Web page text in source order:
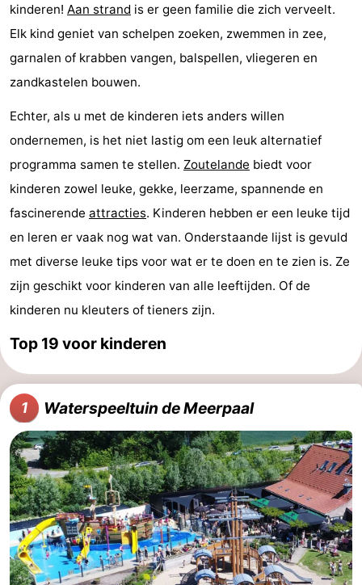
(&
Campings
Vakantiehuizen
Last
Zien
doen
Bezienswaardigheden
-
Musea
-
Galeries
-
Monumenten
-
Kerken
-
Vuurtorens
-
Uitkijkpunten
Attracties
-
Speeltuinen
-
kinderen! Aan strand is er geen familie die zich verveelt.
Elk kind geniet van schelpen zoeken, zwemmen in zee,
garnalen of krabben vangen, balspellen, vliegeren en
zandkastelen bouwen.
Echter, als u met de kinderen iets anders willen
ondernemen, is het niet lastig om een leuk alternatief
programma samen te stellen. Zoutelande biedt voor
kinderen zowel leuke, gekke, leerzame, spannende en
fascinerende attracties. Kinderen hebben er een leuke tijd
en leren er vaak nog wat van. Onderstaande lijst is gevuld
met diverse leuke tips voor wat er te doen en te zien is. Ze
zijn geschikt voor kinderen van alle leeftijden. Of de
kinderen nu kleuters of tieners zijn.
Top 19 voor kinderen
1 Waterspeeltuin de Meerpaal